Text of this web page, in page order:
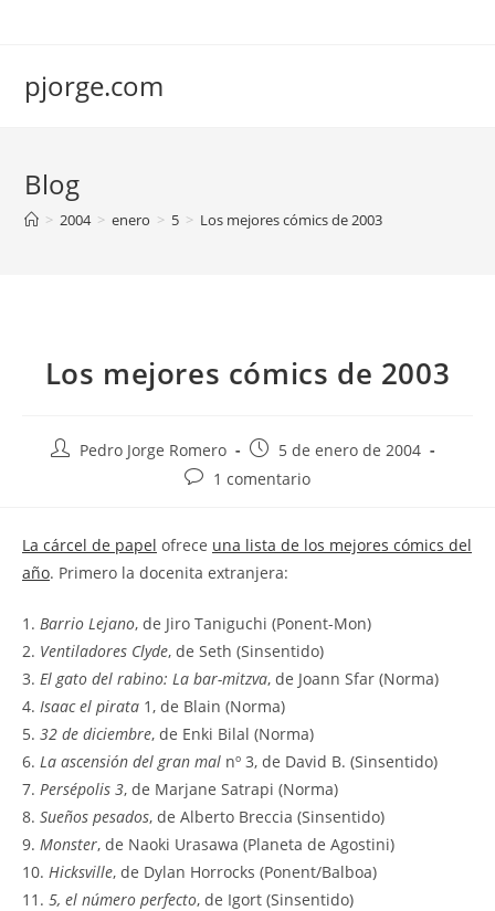
pjorge.com
Blog
> 2004 > enero > 5 > Los mejores cómics de 2003
Los mejores cómics de 2003
AutorPedro Jorge Romero
Publicación
de
5 de enero de 2004
Comentarios
entrada:
1 comentario
La cárcel de papel ofrece una lista de los mejores cómics del
año. Primero la docenita extranjera:
1. Barrio Lejano, de Jiro Taniguchi (Ponent-Mon)
2. Ventiladores Clyde, de Seth (Sinsentido)
3. El gato del rabino: La bar-mitzva, de Joann Sfar (Norma)
4. Isaac el pirata 1, de Blain (Norma)
5. 32 de diciembre, de Enki Bilal (Norma)
6. La ascensión del gran mal nº 3, de David B. (Sinsentido)
7. Persépolis 3, de Marjane Satrapi (Norma)
8. Sueños pesados, de Alberto Breccia (Sinsentido)
9. Monster, de Naoki Urasawa (Planeta de Agostini)
10. Hicksville, de Dylan Horrocks (Ponent/Balboa)
11. 5, el número perfecto, de Igort (Sinsentido)